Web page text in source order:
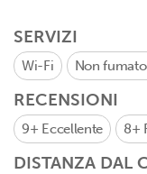
SERVIZI
Wi-Fi Non
RECENSIONI
9+ Eccellente 8+
DISTANZA DAL